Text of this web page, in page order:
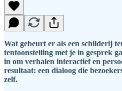
Wat gebeurt er als een schilderij
tentoonstelling met je in gesprek
in om verhalen interactief en
resultaat: een dialoog die
zelf.